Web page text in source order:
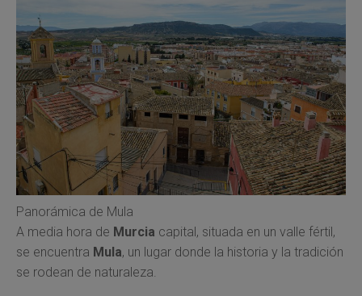
Panorámica de Mula
A media hora de Murcia capital, situada en un valle fértil,
se encuentra Mula, un lugar donde la historia y la tradición
se rodean de naturaleza.